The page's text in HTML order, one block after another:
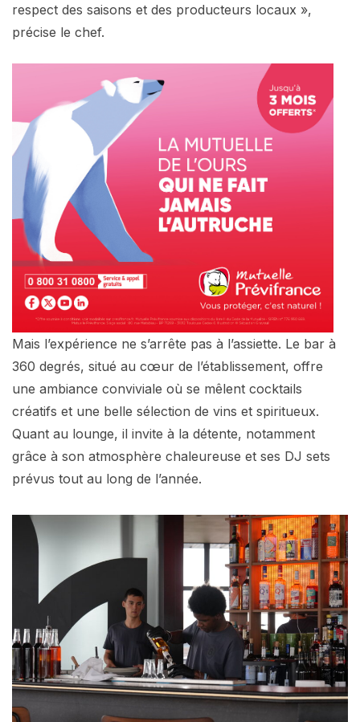
respect des saisons et des producteurs locaux »,
précise le chef.
Mais l’expérience ne s’arrête pas à l’assiette. Le bar à
360 degrés, situé au cœur de l’établissement, offre
une ambiance conviviale où se mêlent cocktails
créatifs et une belle sélection de vins et spiritueux.
Quant au lounge, il invite à la détente, notamment
grâce à son atmosphère chaleureuse et ses DJ sets
prévus tout au long de l’année.